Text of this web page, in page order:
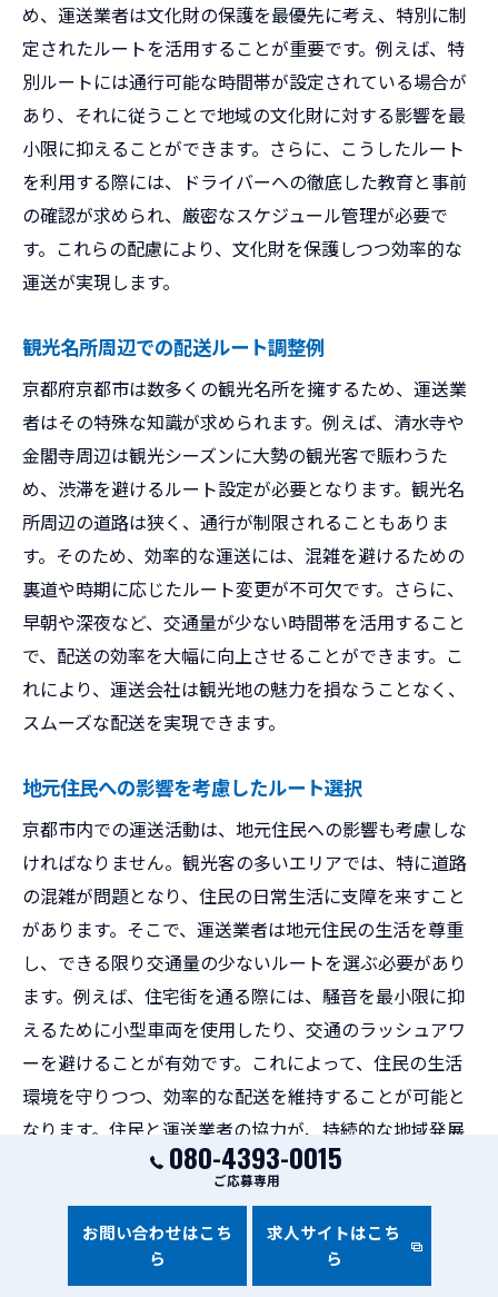
め、運送業者は文化財の保護を最優先に考え、特別に制
定されたルートを活用することが重要です。例えば、特
別ルートには通行可能な時間帯が設定されている場合が
あり、それに従うことで地域の文化財に対する影響を最
小限に抑えることができます。さらに、こうしたルート
を利用する際には、ドライバーへの徹底した教育と事前
の確認が求められ、厳密なスケジュール管理が必要で
す。これらの配慮により、文化財を保護しつつ効率的な
運送が実現します。
観光名所周辺での配送ルート調整例
京都府京都市は数多くの観光名所を擁するため、運送業
者はその特殊な知識が求められます。例えば、清水寺や
金閣寺周辺は観光シーズンに大勢の観光客で賑わうた
め、渋滞を避けるルート設定が必要となります。観光名
所周辺の道路は狭く、通行が制限されることもありま
す。そのため、効率的な運送には、混雑を避けるための
裏道や時期に応じたルート変更が不可欠です。さらに、
早朝や深夜など、交通量が少ない時間帯を活用すること
で、配送の効率を大幅に向上させることができます。こ
れにより、運送会社は観光地の魅力を損なうことなく、
スムーズな配送を実現できます。
地元住民への影響を考慮したルート選択
京都市内での運送活動は、地元住民への影響も考慮しな
ければなりません。観光客の多いエリアでは、特に道路
の混雑が問題となり、住民の日常生活に支障を来すこと
があります。そこで、運送業者は地元住民の生活を尊重
し、できる限り交通量の少ないルートを選ぶ必要があり
ます。例えば、住宅街を通る際には、騒音を最小限に抑
えるために小型車両を使用したり、交通のラッシュアワ
ーを避けることが有効です。これによって、住民の生活
環境を守りつつ、効率的な配送を維持することが可能と
なります。住民と運送業者の協力が、持続的な地域発展
歴史的街並みに合わせた車両サイズの選定
京都府京都市の運送において、歴史的街並みに合わせた
080-4393-0015
ご応募専用
お問い合わせはこち
ら
求人サイトはこち
ら